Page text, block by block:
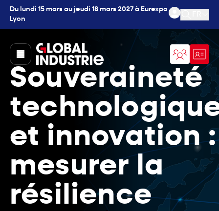
Du lundi 15 mars au jeudi 18 mars 2027 à Eurexpo
Lyon
Ouvrir
page.home
Souveraineté
et innovation :
mesurer la
résilience